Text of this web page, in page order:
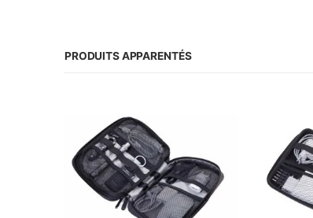
PRODUITS APPARENTÉS